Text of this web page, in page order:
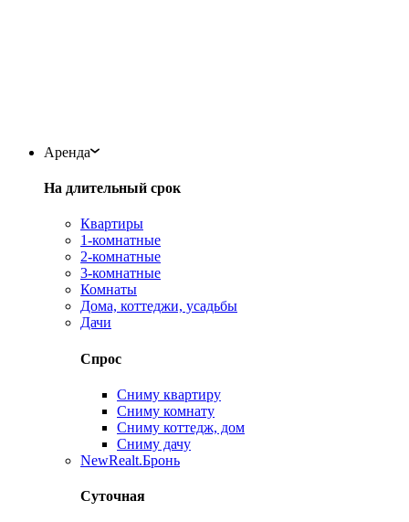
Аренда
На длительный срок
Квартиры
1-комнатные
2-комнатные
3-комнатные
Комнаты
Дома, коттеджи, усадьбы
Дачи
Спрос
Сниму квартиру
Сниму комнату
Сниму коттедж, дом
Сниму дачу
NewRealt.Бронь
Суточная